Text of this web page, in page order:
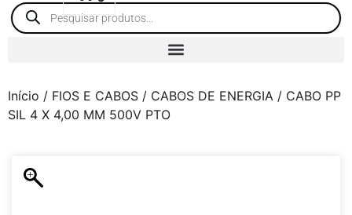
Início / FIOS E CABOS / CABOS DE ENERGIA / CABO PP
SIL 4 X 4,00 MM 500V PTO